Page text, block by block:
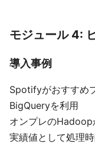
モジュール 4:
導入事例
Spotifyがおすすめ
BigQueryを利用
オンプレの
実績値として処理